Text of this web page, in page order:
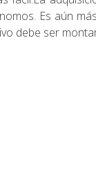
Es aún
debe ser